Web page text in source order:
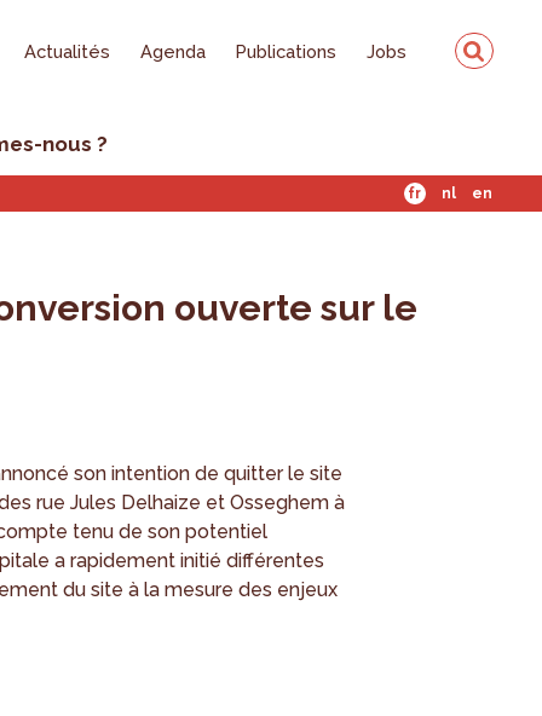
Actualités Agenda Publications Jobs
nous ?
fr nl en
ouverte sur le
son intention de quitter le site
rue Jules Delhaize et Osseghem à
tenu de son potentiel
a rapidement initié différentes
du site à la mesure des enjeux